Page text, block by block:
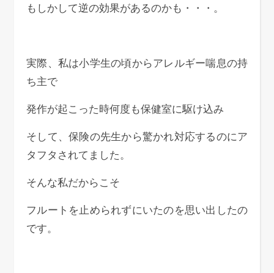
もしかして逆の効果があるのかも・・・。
実際、私は小学生の頃からアレルギー喘息の持
ち主で
発作が起こった時何度も保健室に駆け込み
そして、保険の先生から驚かれ対応するのにア
タフタされてました。
そんな私だからこそ
フルートを止められずにいたのを思い出したの
です。